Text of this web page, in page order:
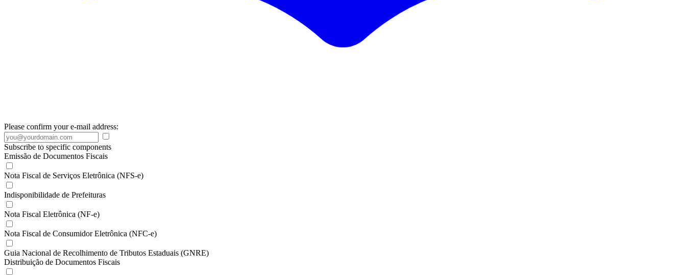
Please confirm your e-mail address:
Subscribe to specific components
Emissão de Documentos Fiscais
Nota Fiscal de Serviços Eletrônica (NFS-e)
Indisponibilidade de Prefeituras
Nota Fiscal Eletrônica (NF-e)
Nota Fiscal de Consumidor Eletrônica (NFC-e)
Guia Nacional de Recolhimento de Tributos Estaduais (GNRE)
Distribuição de Documentos Fiscais